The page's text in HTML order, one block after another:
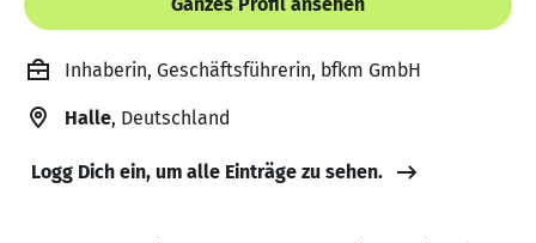
Inhaberin, Geschäftsführerin, bfkm GmbH
Halle, Deutschland
Logg Dich ein, um alle Einträge zu sehen.